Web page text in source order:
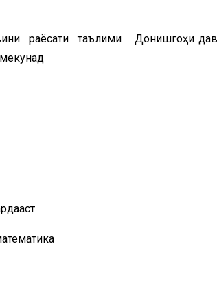
раёсати таълими Донишгоҳи